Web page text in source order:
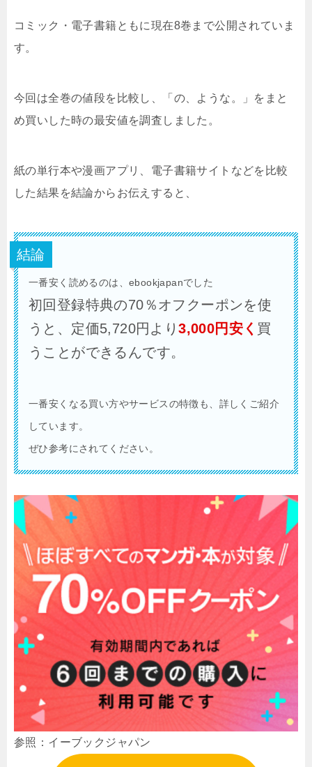
コミック・電子書籍ともに現在8巻まで公開されていま
す。
今回は全巻の値段を比較し、「の、ような。」をまと
め買いした時の最安値を調査しました。
紙の単行本や漫画アプリ、電子書籍サイトなどを比較
した結果を結論からお伝えすると、
結論
一番安く読めるのは、ebookjapanでした
初回登録特典の70％オフクーポンを使
うと、定価5,720円より3,000円安く 買
うことができるんです。
一番安くなる買い方やサービスの特徴も、詳しくご紹介
しています。
ぜひ参考にされてください。
参照：イーブックジャパン